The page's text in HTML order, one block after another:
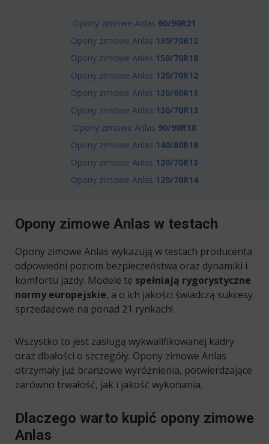
Opony zimowe Anlas 90/90R21
Opony zimowe Anlas 130/70R12
Opony zimowe Anlas 150/70R18
Opony zimowe Anlas 120/70R12
Opony zimowe Anlas 130/60R13
Opony zimowe Anlas 130/70R13
Opony zimowe Anlas 90/90R18
Opony zimowe Anlas 140/80R18
Opony zimowe Anlas 120/70R13
Opony zimowe Anlas 120/70R14
Opony zimowe Anlas w testach
Opony zimowe Anlas wykazują w testach producenta
odpowiedni poziom bezpieczeństwa oraz dynamiki i
komfortu jazdy. Modele te spełniają rygorystyczne
normy europejskie, a o ich jakości świadczą sukcesy
sprzedażowe na ponad 21 rynkach!
Wszystko to jest zasługą wykwalifikowanej kadry
oraz dbałości o szczegóły. Opony zimowe Anlas
otrzymały już branżowe wyróżnienia, potwierdzające
zarówno trwałość, jak i jakość wykonania.
Dlaczego warto kupić opony zimowe
Anlas